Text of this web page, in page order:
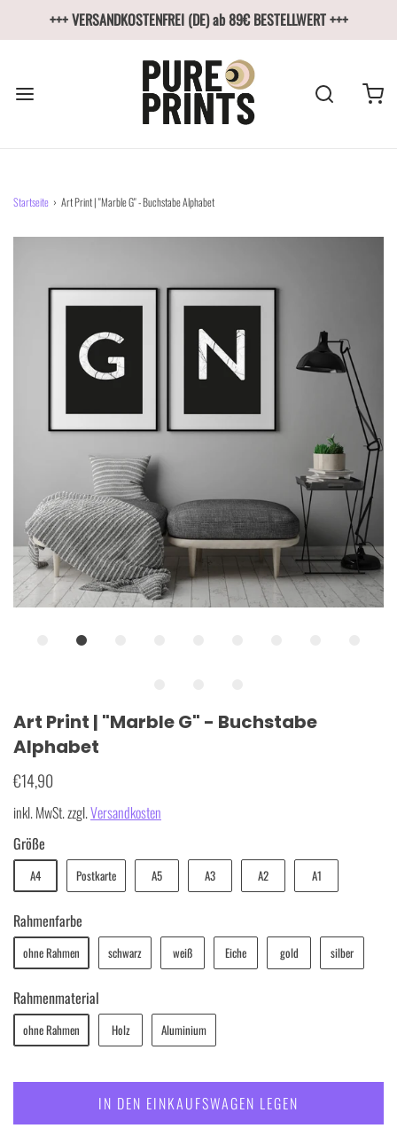
+++ VERSANDKOSTENFREI (DE) ab 89€ BESTELLWERT +++
Startseite › Art Print | "Marble G" - Buchstabe Alphabet
Art Print | "Marble G" - Buchstabe
Alphabet
€14,90
inkl. MwSt. zzgl.Versandkosten
Größe
A4 Postkarte A5 A3 A2 A1
Rahmenfarbe
ohne Rahmen schwarz weiß Eiche gold silber
Rahmenmaterial
ohne Rahmen Holz Aluminium
IN DEN EINKAUFSWAGEN LEGEN